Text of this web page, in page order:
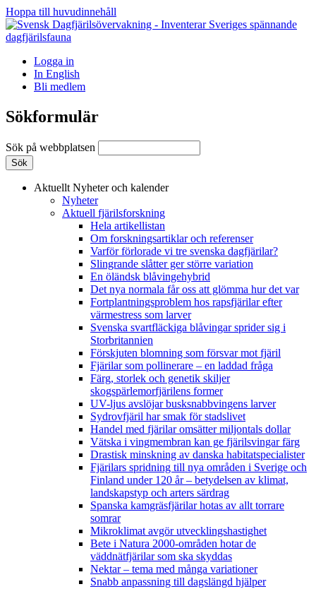
Hoppa till huvudinnehåll
Logga in
In English
Bli medlem
Sökformulär
Sök på webbplatsen
Aktuellt Nyheter och kalender
Nyheter
Aktuell fjärilsforskning
Hela artikellistan
Om forskningsartiklar och referenser
Varför förlorade vi tre svenska dagfjärilar?
Slingrande slåtter ger större variation
En öländsk blåvingehybrid
Det nya normala får oss att glömma hur det var
Fortplantningsproblem hos rapsfjärilar efter
värmestress som larver
Svenska svartfläckiga blåvingar sprider sig i
Storbritannien
Förskjuten blomning som försvar mot fjäril
Fjärilar som pollinerare – en laddad fråga
Färg, storlek och genetik skiljer
skogspärlemorfjärilens former
UV-ljus avslöjar busksnabbvingens larver
Sydrovfjäril har smak för stadslivet
Handel med fjärilar omsätter miljontals dollar
Vätska i vingmembran kan ge fjärilsvingar färg
Drastisk minskning av danska habitatspecialister
Fjärilars spridning till nya områden i Sverige och
Finland under 120 år– betydelsen av klimat,
landskapstyp och arters särdrag
Spanska kamgräsfjärilar hotas av allt torrare
somrar
Mikroklimat avgör utvecklingshastighet
Bete i Natura 2000-områden hotar de
väddnätfjärilar som ska skyddas
Nektar – tema med många variationer
Snabb anpassning till dagslängd hjälper